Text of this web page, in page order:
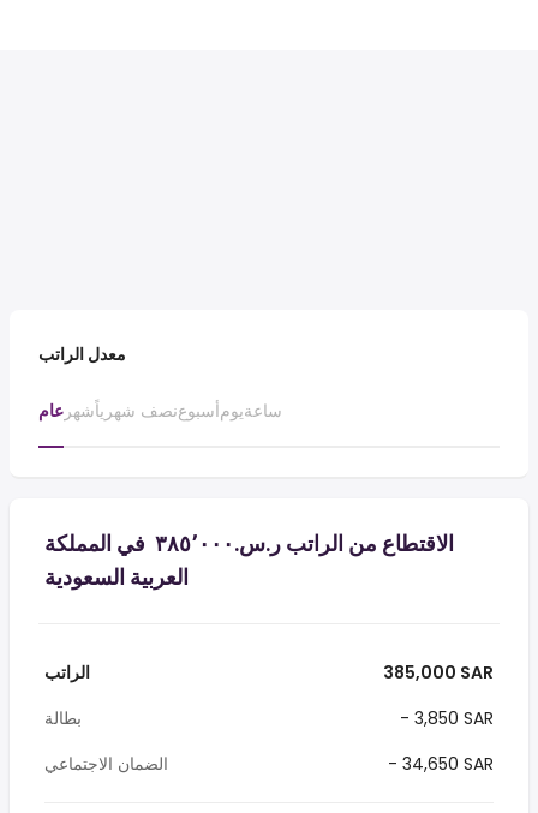
معدل الراتب
عام شهرنصف شهرياًأسبوعيومساعة
الاقتطاع من الراتب ر.س.‏٣٨٥٬٠٠٠ ‏ في المملكة
العربية السعودية
الراتب
385,000 SAR
بطالة
- 3,850 SAR
الضمان الاجتماعي
- 34,650 SAR